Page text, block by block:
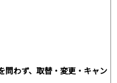
わず、取替・変更・キャン